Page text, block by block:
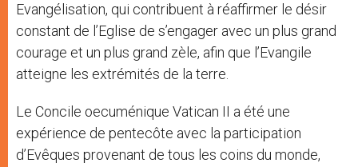
Evangélisation, qui contribuent à réaffirmer le désir
constant de l’Eglise de s’engager avec un plus grand
courage et un plus grand zèle, afin que l’Evangile
atteigne les extrémités de la terre.
Le Concile oecuménique Vatican II a été une
expérience de pentecôte avec la participation
d’Evêques provenant de tous les coins du monde,